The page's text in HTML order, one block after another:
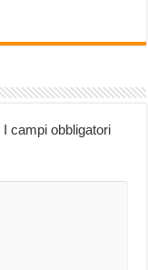
I campi obbligatori